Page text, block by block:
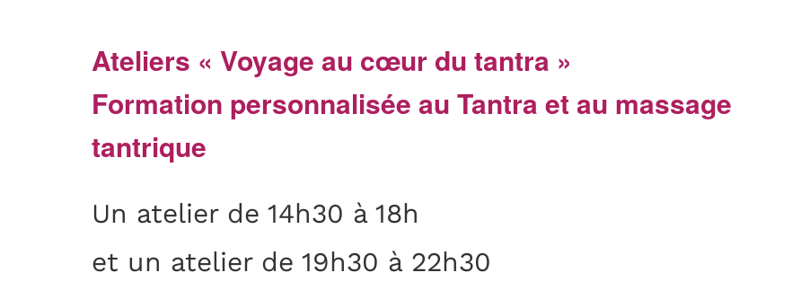
Ateliers « Voyage au cœur du tantra »
Formation personnalisée au Tantra et au massage
tantrique
Un atelier de 14h30 à 18h
et un atelier de 19h30 à 22h30